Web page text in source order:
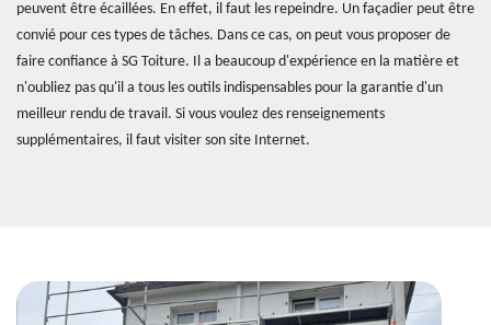
peuvent être écaillées. En effet, il faut les repeindre. Un façadier peut être
convié pour ces types de tâches. Dans ce cas, on peut vous proposer de
faire confiance à SG Toiture. Il a beaucoup d'expérience en la matière et
n'oubliez pas qu'il a tous les outils indispensables pour la garantie d'un
meilleur rendu de travail. Si vous voulez des renseignements
supplémentaires, il faut visiter son site Internet.